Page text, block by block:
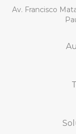
Av. Francisco